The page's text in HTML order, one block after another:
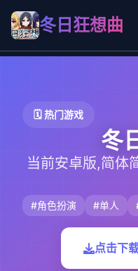
冬日狂想曲
🗓️ 热门游戏
冬
当前安卓版,简体
#角色扮演 #单人
点击下